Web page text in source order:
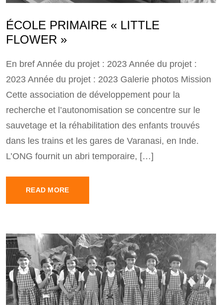
ÉCOLE PRIMAIRE « LITTLE
FLOWER »
En bref Année du projet : 2023 Année du projet :
2023 Année du projet : 2023 Galerie photos Mission
Cette association de développement pour la
recherche et l’autonomisation se concentre sur le
sauvetage et la réhabilitation des enfants trouvés
dans les trains et les gares de Varanasi, en Inde.
L’ONG fournit un abri temporaire, […]
READ MORE